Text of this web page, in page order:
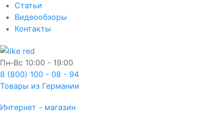
Статьи
Видеообзоры
Контакты
Пн-Вс 10:00 - 19:00
8 (800) 100 - 08 - 94
Товары из Германии
Интернет - магазин